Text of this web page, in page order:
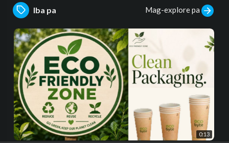
Iba pa Mag-explore pa
0:13